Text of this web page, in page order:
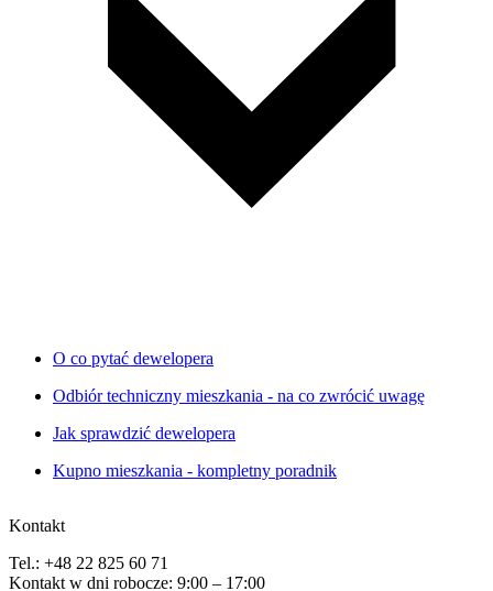
O co pytać dewelopera
Odbiór techniczny mieszkania - na co zwrócić uwagę
Jak sprawdzić dewelopera
Kupno mieszkania - kompletny poradnik
Kontakt
Tel.: +48 22 825 60 71
Kontakt w dni robocze: 9:00 – 17:00